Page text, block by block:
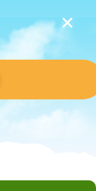
×